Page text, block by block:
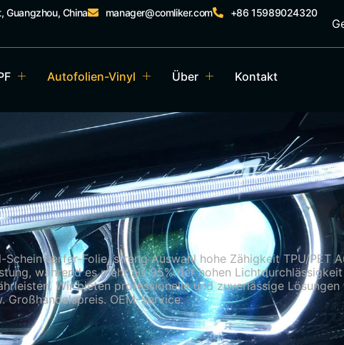
Guangzhou, China manager@comliker.com +86 15989024320
Autofolien-Vinyl Über Kontakt
Folie, streng Auswahl hohe Zähigkeit TPU/PET
während es mehr als 95% der hohen
Wir bieten professionelle und zuverlässige
OEM-Service.